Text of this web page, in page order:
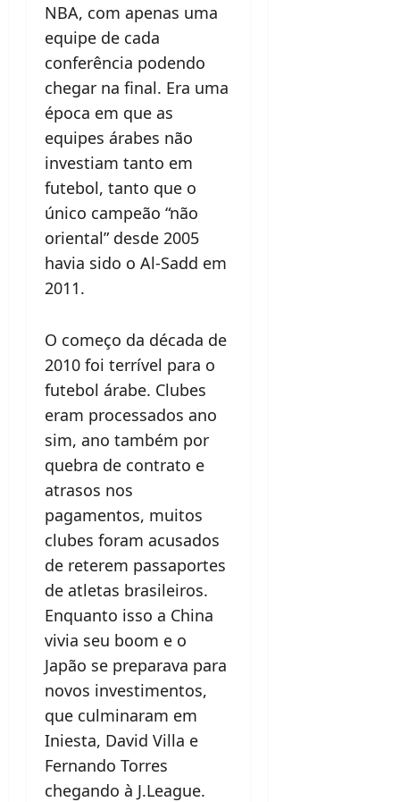
NBA, com apenas uma
equipe de cada
conferência podendo
chegar na final. Era uma
época em que as
equipes árabes não
investiam tanto em
futebol, tanto que o
único campeão “não
oriental” desde 2005
havia sido o Al-Sadd em
2011.
O começo da década de
2010 foi terrível para o
futebol árabe. Clubes
eram processados ano
sim, ano também por
quebra de contrato e
atrasos nos
pagamentos, muitos
clubes foram acusados
de reterem passaportes
de atletas brasileiros.
Enquanto isso a China
vivia seu boom e o
Japão se preparava para
novos investimentos,
que culminaram em
Iniesta, David Villa e
Fernando Torres
chegando à J.League.